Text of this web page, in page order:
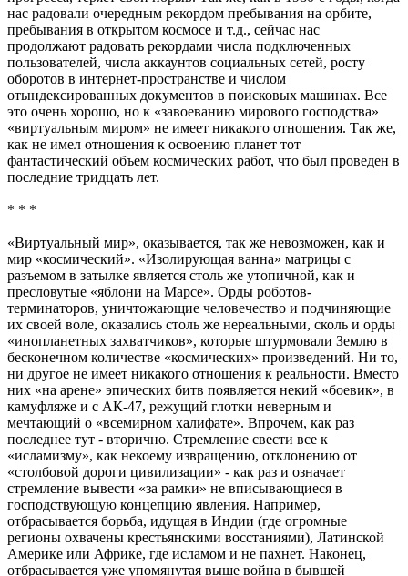
нас радовали очередным рекордом пребывания на орбите,
пребывания в открытом космосе и т.д., сейчас нас
продолжают радовать рекордами числа подключенных
пользователей, числа аккаунтов социальных сетей, росту
оборотов в интернет-пространстве и числом
отындексированных документов в поисковых машинах. Все
это очень хорошо, но к «завоеванию мирового господства»
«виртуальным миром» не имеет никакого отношения. Так же,
как не имел отношения к освоению планет тот
фантастический объем космических работ, что был проведен в
последние тридцать лет.
* * *
«Виртуальный мир», оказывается, так же невозможен, как и
мир «космический». «Изолирующая ванна» матрицы с
разъемом в затылке является столь же утопичной, как и
пресловутые «яблони на Марсе». Орды роботов-
терминаторов, уничтожающие человечество и подчиняющие
их своей воле, оказались столь же нереальными, сколь и орды
«инопланетных захватчиков», которые штурмовали Землю в
бесконечном количестве «космических» произведений. Ни то,
ни другое не имеет никакого отношения к реальности. Вместо
них «на арене» эпических битв появляется некий «боевик», в
камуфляже и с АК-47, режущий глотки неверным и
мечтающий о «всемирном халифате». Впрочем, как раз
последнее тут - вторично. Стремление свести все к
«исламизму», как некоему извращению, отклонению от
«столбовой дороги цивилизации» - как раз и означает
стремление вывести «за рамки» не вписывающиеся в
господствующую концепцию явления. Например,
отбрасывается борьба, идущая в Индии (где огромные
регионы охвачены крестьянскими восстаниями), Латинской
Америке или Африке, где исламом и не пахнет. Наконец,
отбрасывается уже упомянутая выше война в бывшей